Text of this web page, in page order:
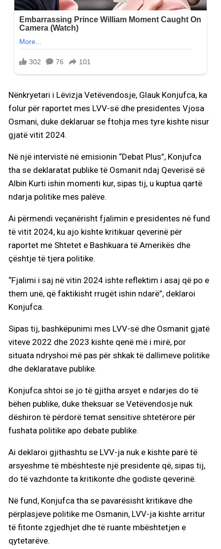
Nënkryetari i Lëvizja Vetëvendosje, Glauk Konjufca, ka
folur për raportet mes LVV-së dhe presidentes Vjosa
Osmani, duke deklaruar se ftohja mes tyre kishte nisur
gjatë vitit 2024.
Në një intervistë në emisionin “Debat Plus”, Konjufca
tha se deklaratat publike të Osmanit ndaj Qeverisë së
Albin Kurti ishin momenti kur, sipas tij, u kuptua qartë
ndarja politike mes palëve.
Ai përmendi veçanërisht fjalimin e presidentes në fund
të vitit 2024, ku ajo kishte kritikuar qeverinë për
raportet me Shtetet e Bashkuara të Amerikës dhe
çështje të tjera politike.
“Fjalimi i saj në vitin 2024 ishte reflektim i asaj që po e
them unë, që faktikisht rrugët ishin ndarë”, deklaroi
Konjufca.
Sipas tij, bashkëpunimi mes LVV-së dhe Osmanit gjatë
viteve 2022 dhe 2023 kishte qenë më i mirë, por
situata ndryshoi më pas për shkak të dallimeve politike
dhe deklaratave publike.
Konjufca shtoi se jo të gjitha arsyet e ndarjes do të
bëhen publike, duke theksuar se Vetëvendosje nuk
dëshiron të përdorë temat sensitive shtetërore për
fushata politike apo debate publike.
Ai deklaroi gjithashtu se LVV-ja nuk e kishte parë të
arsyeshme të mbështeste një presidente që, sipas tij,
do të vazhdonte ta kritikonte dhe godiste qeverinë.
Në fund, Konjufca tha se pavarësisht kritikave dhe
përplasjeve politike me Osmanin, LVV-ja kishte arritur
të fitonte zgjedhjet dhe të ruante mbështetjen e
qytetarëve.